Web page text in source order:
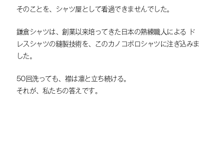
そのことを、シャツ屋として看過できませんでした。
鎌倉シャツは、創業以来培ってきた日本の熟練職人による
ド
レスシャツの縫製技術を、このカノコポロシャツに注ぎ込みま
した。
50回洗っても、襟は凛と立ち続ける。
それが、私たちの答えです。